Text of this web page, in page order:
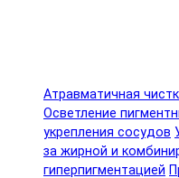
Атравматичная
Осветление
укрепления сосудов
за жирной и
гиперпигментацией